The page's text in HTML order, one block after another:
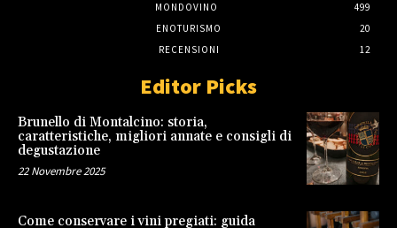
MONDOVINO
499
ENOTURISMO
20
RECENSIONI
12
Editor Picks
Brunello di Montalcino: storia,
caratteristiche, migliori annate e consigli di
degustazione
22 Novembre 2025
Come conservare i vini pregiati: guida